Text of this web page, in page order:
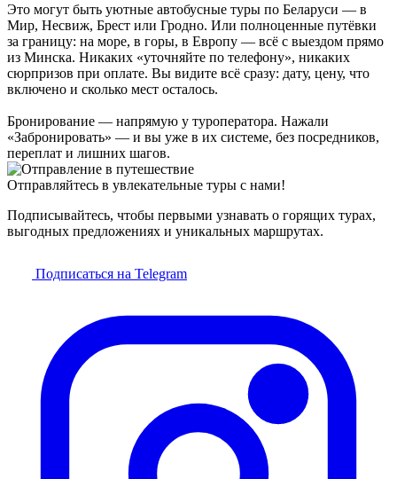
Это могут быть уютные автобусные туры по Беларуси — в
Мир, Несвиж, Брест или Гродно. Или полноценные путёвки
за границу: на море, в горы, в Европу — всё с выездом прямо
из Минска. Никаких «уточняйте по телефону», никаких
сюрпризов при оплате. Вы видите всё сразу: дату, цену, что
включено и сколько мест осталось.
Бронирование — напрямую у туроператора. Нажали
«Забронировать» — и вы уже в их системе, без посредников,
переплат и лишних шагов.
Отправляйтесь в увлекательные туры с нами!
Подписывайтесь, чтобы первыми узнавать о горящих турах,
выгодных предложениях и уникальных маршрутах.
Подписаться на Telegram